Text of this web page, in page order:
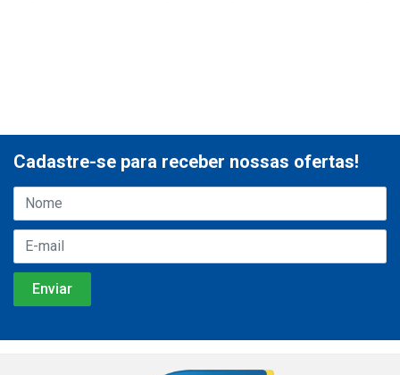
Cadastre-se para receber nossas ofertas!